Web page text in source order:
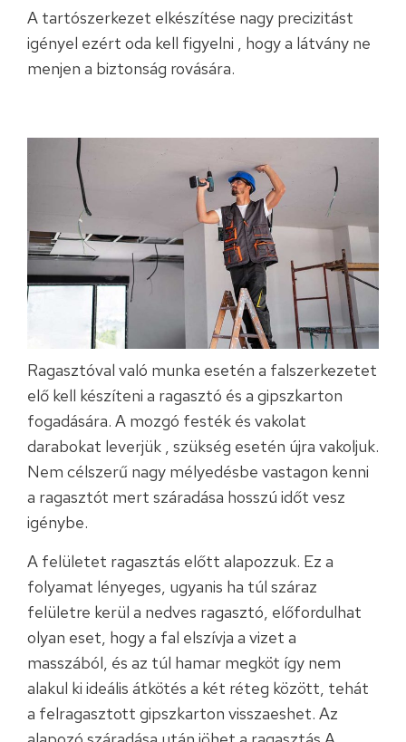
A tartószerkezet elkészítése nagy precizitást
igényel ezért oda kell figyelni , hogy a látvány ne
menjen a biztonság rovására.
Ragasztóval való munka esetén a falszerkezetet
elő kell készíteni a ragasztó és a gipszkarton
fogadására. A mozgó festék és vakolat
darabokat leverjük , szükség esetén újra vakoljuk.
Nem célszerű nagy mélyedésbe vastagon kenni
a ragasztót mert száradása hosszú időt vesz
igénybe.
A felületet ragasztás előtt alapozzuk. Ez a
folyamat lényeges, ugyanis ha túl száraz
felületre kerül a nedves ragasztó, előfordulhat
olyan eset, hogy a fal elszívja a vizet a
masszából, és az túl hamar megköt így nem
alakul ki ideális átkötés a két réteg között, tehát
a felragasztott gipszkarton visszaeshet. Az